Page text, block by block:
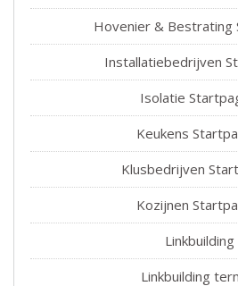
Hovenier & Bestrating
Installatiebedrijven
Isolatie
Keukens
Klusbedrijven
Kozijnen
Linkbuilding
Linkbuilding